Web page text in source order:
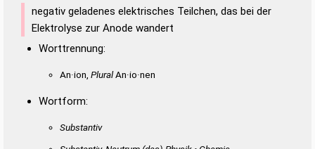
negativ geladenes elektrisches Teilchen, das bei der
Elektrolyse zur Anode wandert
Worttrennung:
An·ion, PluralAn·io·nen
Wortform:
Substantiv